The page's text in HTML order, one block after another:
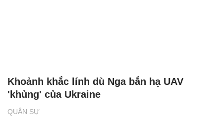
QUÂN SỰ
Khoảnh khắc lính dù Nga bắn hạ UAV
'khủng' của Ukraine